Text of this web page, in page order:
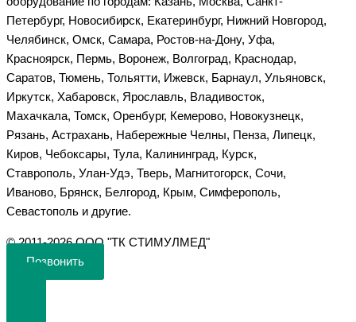
Петербург, Новосибирск, Екатеринбург, Нижний Новгород,
Челябинск, Омск, Самара, Ростов-на-Дону, Уфа,
Красноярск, Пермь, Воронеж, Волгоград, Краснодар,
Саратов, Тюмень, Тольятти, Ижевск, Барнаул, Ульяновск,
Иркутск, Хабаровск, Ярославль, Владивосток,
Махачкала, Томск, Оренбург, Кемерово, Новокузнецк,
Рязань, Астрахань, Набережные Челны, Пенза, Липецк,
Киров, Чебоксары, Тула, Калининград, Курск,
Ставрополь, Улан-Удэ, Тверь, Магнитогорск, Сочи,
Иваново, Брянск, Белгород, Крым, Симферополь,
Севастополь и другие.
©️ 2011-2026 ООО "ТК СТИМУЛМЕД"
Позвонить